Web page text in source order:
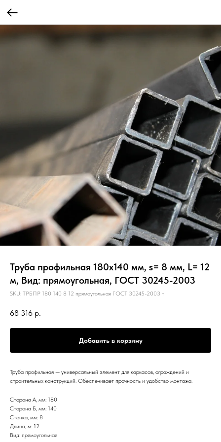
Труба профильная 180х140 мм, s= 8 мм, L= 12
м, Вид: прямоугольная, ГОСТ 30245-2003
SKU: ТРБПР 180 140 8 12 прямоугольная ГОСТ 30245-2003 т
68 316 р.
Добавить в корзину
Труба профильная — универсальный элемент для каркасов, ограждений и
строительных конструкций. Обеспечивает прочность и удобство монтажа.
Сторона А, мм: 180
Сторона Б, мм: 140
Стенка, мм: 8
Длина, м: 12
Вид: прямоугольная